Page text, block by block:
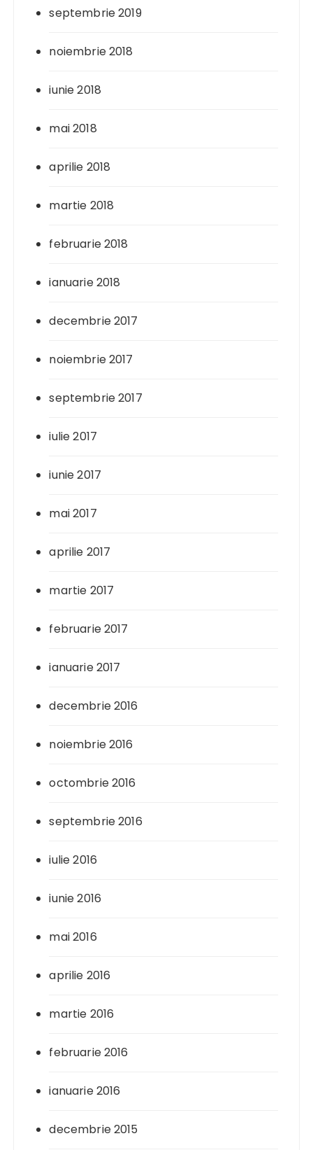
septembrie 2019
noiembrie 2018
iunie 2018
mai 2018
aprilie 2018
martie 2018
februarie 2018
ianuarie 2018
decembrie 2017
noiembrie 2017
septembrie 2017
iulie 2017
iunie 2017
mai 2017
aprilie 2017
martie 2017
februarie 2017
ianuarie 2017
decembrie 2016
noiembrie 2016
octombrie 2016
septembrie 2016
iulie 2016
iunie 2016
mai 2016
aprilie 2016
martie 2016
februarie 2016
ianuarie 2016
decembrie 2015